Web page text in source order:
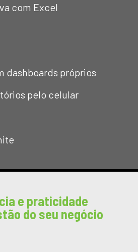
com Excel
dashboards próprios
pelo celular
e praticidade
do seu negócio